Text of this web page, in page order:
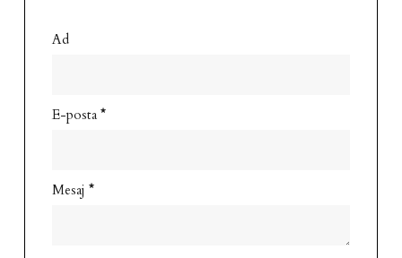
Ad
E-posta *
Mesaj *